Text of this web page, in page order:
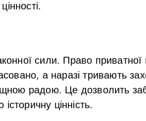
сили. Право приватної
а наразі тривають
радою. Це дозволить
цінність.